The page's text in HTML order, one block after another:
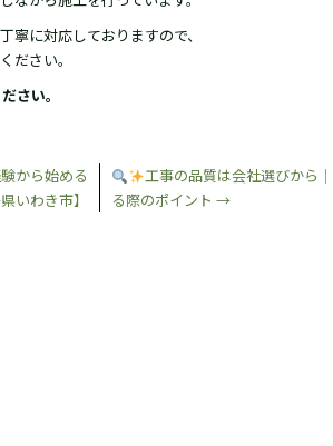
寧に対応しておりますので、
ださい。
さい。
から始める
いわき市】
工事の品質は会社選びから
る際のポイント →